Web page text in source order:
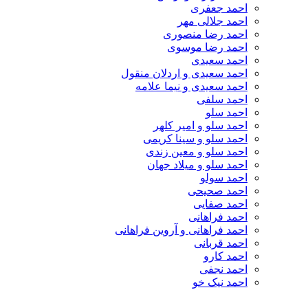
احمد جعفری
احمد جلالی مهر
احمد رضا منصوری
احمد رضا موسوی
احمد سعیدی
احمد سعیدی و اردلان منقول
احمد سعیدی و نیما علامه
احمد سلفی
احمد سلو
احمد سلو و امیر کلهر
احمد سلو و سینا کریمی
احمد سلو و معین زندی
احمد سلو و میلاد جهان
احمد سولو
احمد صحیحی
احمد صفایی
احمد فراهانی
احمد فراهانی و آروین فراهانی
احمد قربانی
احمد کارو
احمد نجفی
احمد نیک خو